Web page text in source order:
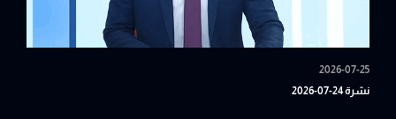
2026-07-25
نشرة 24-07-2026